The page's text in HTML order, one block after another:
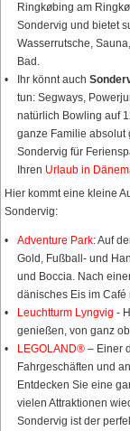
Ringkøbing am
Sondervig und bietet
Wasserrutsche,
Bad.
Ihr könnt auch
tun: Segways,
natürlich Bowling auf
ganze Familie absolut
Sondervig für
Ihren Urlaub in
Hier kommt eine kleine
Sondervig:
Adventure Park: Auf
Gold, Fußball- und
und Boccia. Nach
dänisches Eis im Café
Leuchtturm Lyngvig -
genießen, von ganz
LEGOLAND® – Einer
Fahrgeschäften und
Entdecken Sie eine
vielen Attraktionen
Sondervig ist der